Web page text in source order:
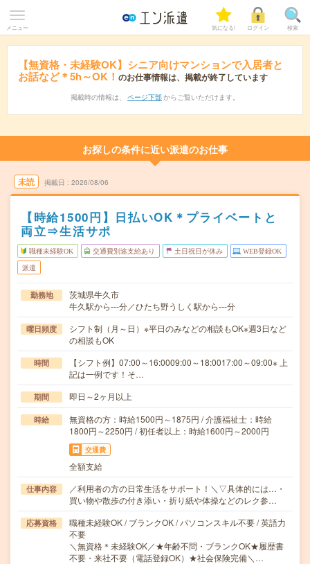
メニュー 気になる! ログイン 検索
【無資格・未経験OK】シニア向けマンションで入居者と
お話など＊5h～OK！ のお仕事情報は、掲載が終了しています
掲載時の情報は、 ページ下部 からご覧いただけます。
お探しの条件に近い派遣のお仕事
未読 掲載日 2026/08/06
【時給1500円】日払いOK＊プライベートと
両立⇒生活サポ
職種未経験OK 交通費別途支給あり 土日祝日が休み WEB登録OK
派遣
勤務地
茨城県牛久市
牛久駅から---分／ひたち野うしく駅から---分
曜日頻度
シフト制（月～日）※平日のみなどの相談もOK※週3日など
の相談もOK
時間
【シフト例】07:00～16:0009:00～18:0017:00～09:00※ 上
記は一例です！そ…
期間 即日～2ヶ月以上
時給
無資格の方：時給1500円～1875円 / 介護福祉士：時給
1800円～2250円 / 初任者以上：時給1600円～2000円
交通費
全額支給
仕事内容
／利用者の方の日常生活をサポート！＼▽具体的には…・
買い物や散歩の付き添い・折り紙や体操などのレク参…
応募資格
職種未経験OK / ブランクOK / パソコンスキル不要 / 英語力
不要
＼無資格＊未経験OK／★年齢不問・ブランクOK★履歴書
不要・来社不要（電話登録OK）★社会保険完備＼…